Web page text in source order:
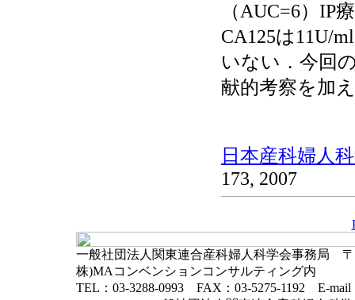
（AUC=6）IP
CA125は11U/
いない．今回
献的考察を加
日本産科婦人
173, 2007
一般社団法人関東連合産科婦人科学会事務局 〒
株)MAコンベンションコンサルティング内
TEL：03-3288-0993 FAX：03-5275-1192 E-mail